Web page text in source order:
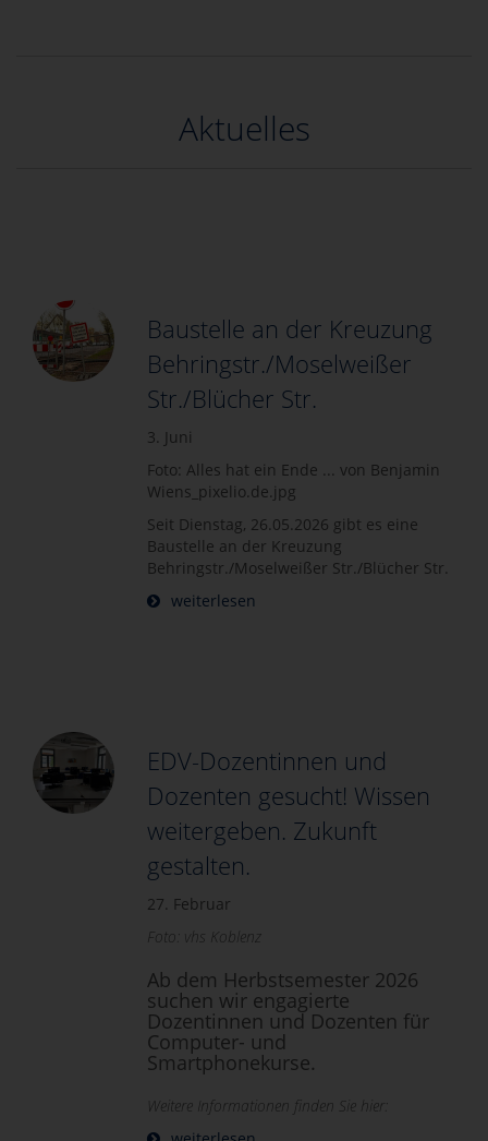
Aktuelles
Baustelle an der Kreuzung
Behringstr./Moselweißer
Str./Blücher Str.
3. Juni
Foto: Alles hat ein Ende ... von Benjamin
Wiens_pixelio.de.jpg
Seit Dienstag, 26.05.2026 gibt es eine
Baustelle an der Kreuzung
Behringstr./Moselweißer Str./Blücher Str.
weiterlesen
EDV-Dozentinnen und
Dozenten gesucht! Wissen
weitergeben. Zukunft
gestalten.
27. Februar
Foto: vhs Koblenz
Ab dem Herbstsemester 2026
suchen wir engagierte
Dozentinnen und Dozenten für
Computer- und
Smartphonekurse.
Weitere Informationen finden Sie hier: